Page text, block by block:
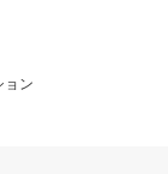
ョン